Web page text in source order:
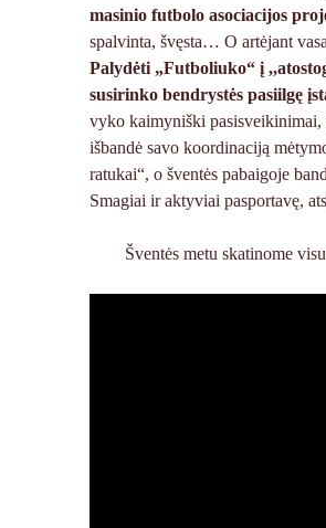
masinio futbolo asociacijos
spalvinta, švęsta… O artėjant
Palydėti „Futboliuko“ į
susirinko bendrystės pasiilgę
vyko kaimyniški pasisveikinimai,
išbandė savo koordinaciją
ratukai“, o šventės pabaigoje
Smagiai ir aktyviai pasportavę,
Šventės metu skatinome